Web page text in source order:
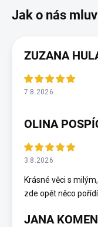
ZUZANA
7.8.2026
OLINA
3.8.2026
Krásné věci s
zde opět něco
JANA